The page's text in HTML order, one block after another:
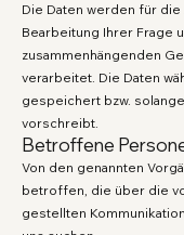
Die Daten werden für
Bearbeitung Ihrer Frage
zusammenhängenden
verarbeitet. Die Daten
gespeichert bzw.
vorschreibt.
Betroffene
Von den genannten
betroffen, die über die
gestellten